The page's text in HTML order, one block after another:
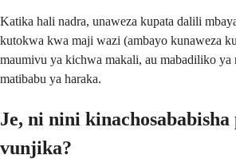
Katika hali nadra, unaweza kupata dalili
kutokwa kwa maji wazi (ambayo kunaweza
maumivu ya kichwa makali, au mabadiliko ya
matibabu ya haraka.
Je, ni nini
vunjika?